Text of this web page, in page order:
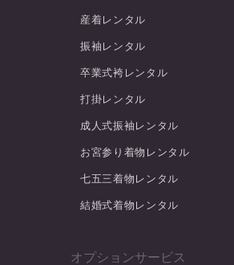
産着レンタル
振袖レンタル
卒業式袴レンタル
打掛レンタル
成人式振袖レンタル
お宮参り着物レンタル
七五三着物レンタル
結婚式着物レンタル
オプションサービス